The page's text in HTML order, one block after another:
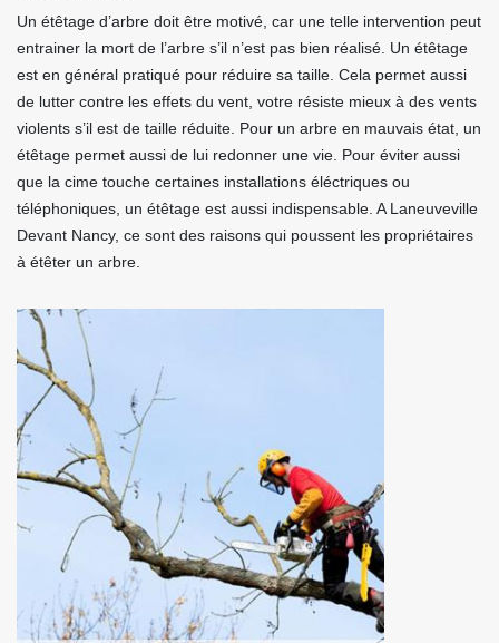
Un étêtage d’arbre doit être motivé, car une telle intervention peut
entrainer la mort de l’arbre s’il n’est pas bien réalisé. Un étêtage
est en général pratiqué pour réduire sa taille. Cela permet aussi
de lutter contre les effets du vent, votre résiste mieux à des vents
violents s’il est de taille réduite. Pour un arbre en mauvais état, un
étêtage permet aussi de lui redonner une vie. Pour éviter aussi
que la cime touche certaines installations éléctriques ou
téléphoniques, un étêtage est aussi indispensable. A Laneuveville
Devant Nancy, ce sont des raisons qui poussent les propriétaires
à étêter un arbre.